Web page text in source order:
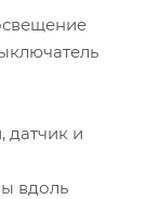
датчик и
вдоль